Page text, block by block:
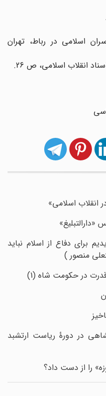
اسلامی در رباط، تهران
اسلامی»
دفاع از اسلام نباید
منصور )
در حکومت شاه (1)
در دورۀ ریاست ارتشبد
را از دست داد؟